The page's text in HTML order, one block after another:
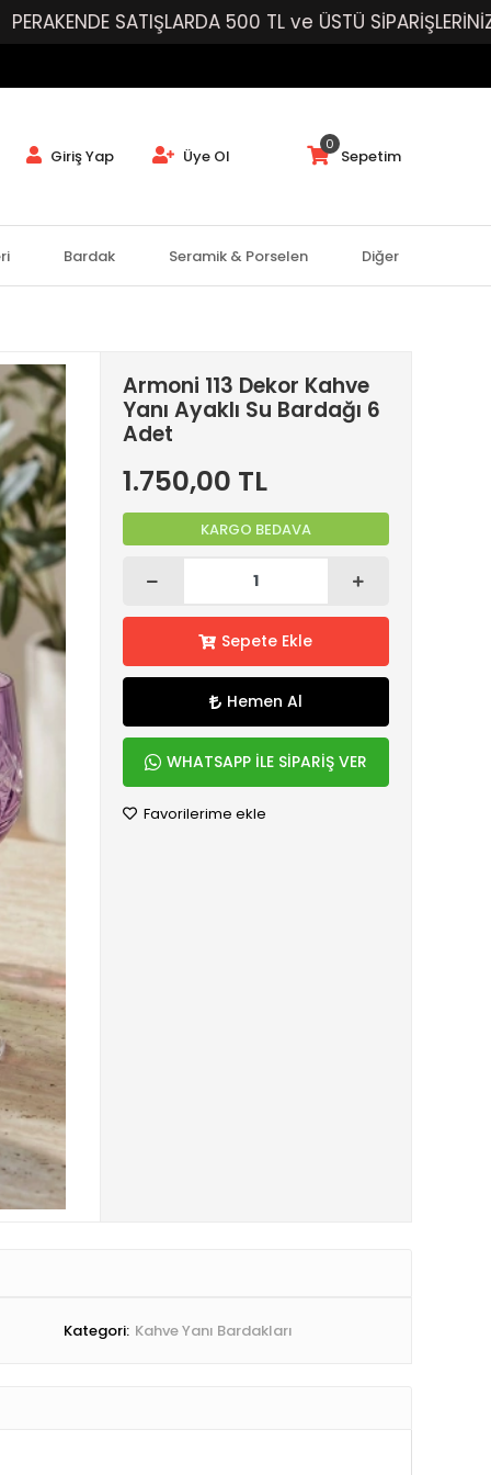
SATIŞLARDA 500 TL ve ÜSTÜ SİPARİŞLERİNİZE
Giriş Yap Üye Ol
0
Sepetim
Bardak Seramik & Porselen Diğer
Armoni 113 Dekor Kahve
Yanı Ayaklı Su Bardağı 6
Adet
1.750,00 TL
KARGO BEDAVA
Sepete Ekle
Hemen Al
WHATSAPP İLE SİPARİŞ VER
Favorilerime ekle
Kategori: Kahve Yanı Bardakları